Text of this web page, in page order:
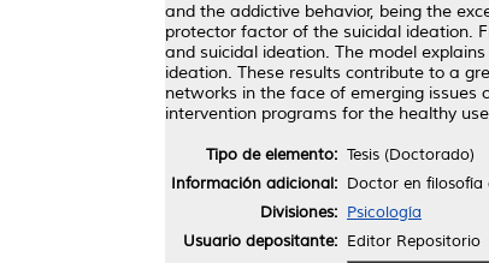
and the addictive behavior, being the
protector factor of the suicidal ideation.
and suicidal ideation. The model
ideation. These results contribute to a
networks in the face of emerging issues
intervention programs for the healthy
Tipo de elemento: Tesis (Doctorado)
Información adicional: Doctor en
Divisiones: Psicología
Usuario depositante: Editor Repositorio